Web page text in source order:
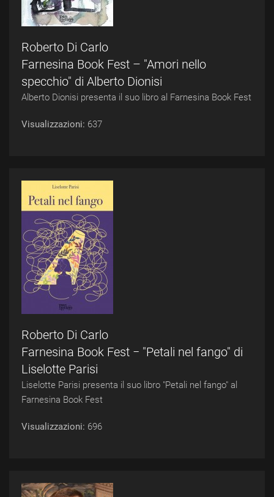
Roberto Di Carlo
Farnesina Book Fest – "Amori nello
specchio" di Alberto Dionisi
Alberto Dionisi presenta il suo libro al Farnesina Book Fest
Visualizzazioni: 637
Roberto Di Carlo
Farnesina Book Fest − "Petali nel fango" di
Liselotte Parisi
Liselotte Parisi presenta il suo libro "Petali nel fango" al
Farnesina Book Fest
Visualizzazioni: 696